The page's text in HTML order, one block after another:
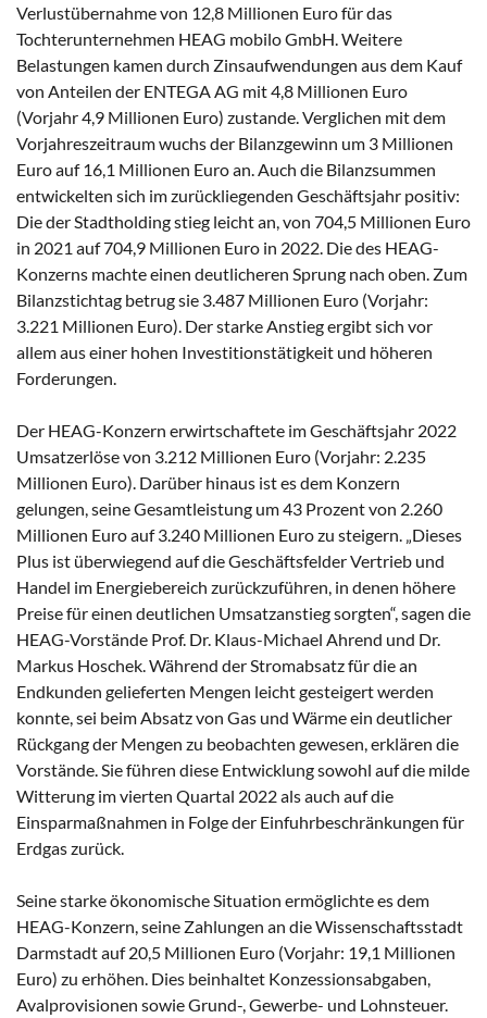
Verlustübernahme von 12,8 Millionen Euro für das
Tochterunternehmen HEAG mobilo GmbH. Weitere
Belastungen kamen durch Zinsaufwendungen aus dem Kauf
von Anteilen der ENTEGA AG mit 4,8 Millionen Euro
(Vorjahr 4,9 Millionen Euro) zustande. Verglichen mit dem
Vorjahreszeitraum wuchs der Bilanzgewinn um 3 Millionen
Euro auf 16,1 Millionen Euro an. Auch die Bilanzsummen
entwickelten sich im zurückliegenden Geschäftsjahr positiv:
Die der Stadtholding stieg leicht an, von 704,5 Millionen Euro
in 2021 auf 704,9 Millionen Euro in 2022. Die des HEAG-
Konzerns machte einen deutlicheren Sprung nach oben. Zum
Bilanzstichtag betrug sie 3.487 Millionen Euro (Vorjahr:
3.221 Millionen Euro). Der starke Anstieg ergibt sich vor
allem aus einer hohen Investitionstätigkeit und höheren
Forderungen.
Der HEAG-Konzern erwirtschaftete im Geschäftsjahr 2022
Umsatzerlöse von 3.212 Millionen Euro (Vorjahr: 2.235
Millionen Euro). Darüber hinaus ist es dem Konzern
gelungen, seine Gesamtleistung um 43 Prozent von 2.260
Millionen Euro auf 3.240 Millionen Euro zu steigern. „Dieses
Plus ist überwiegend auf die Geschäftsfelder Vertrieb und
Handel im Energiebereich zurückzuführen, in denen höhere
Preise für einen deutlichen Umsatzanstieg sorgten“, sagen die
HEAG-Vorstände Prof. Dr. Klaus-Michael Ahrend und Dr.
Markus Hoschek. Während der Stromabsatz für die an
Endkunden gelieferten Mengen leicht gesteigert werden
konnte, sei beim Absatz von Gas und Wärme ein deutlicher
Rückgang der Mengen zu beobachten gewesen, erklären die
Vorstände. Sie führen diese Entwicklung sowohl auf die milde
Witterung im vierten Quartal 2022 als auch auf die
Einsparmaßnahmen in Folge der Einfuhrbeschränkungen für
Erdgas zurück.
Seine starke ökonomische Situation ermöglichte es dem
HEAG-Konzern, seine Zahlungen an die Wissenschaftsstadt
Darmstadt auf 20,5 Millionen Euro (Vorjahr: 19,1 Millionen
Euro) zu erhöhen. Dies beinhaltet Konzessionsabgaben,
Avalprovisionen sowie Grund-, Gewerbe- und Lohnsteuer.